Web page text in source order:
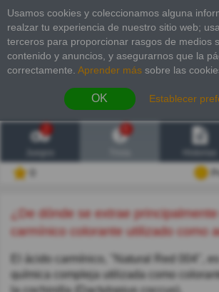
Usamos cookies y coleccionamos alguna
realzar tu experiencia de nuestro sitio web;
terceros para proporcionar rasgos de medios
contenido y anuncios, y asegurarnos que la
correctamente. Aprender más sobre las
OK Establecer
2
¿De dónde se extrae principalmente el ácido
carmínico colorante utilizado como
El ácido carmínico, "Natural Red 004",
química compleja utilizada como